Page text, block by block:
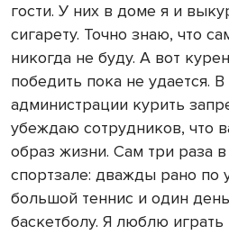
гости. У них в доме я и
сигарету. Точно знаю, что
никогда не буду. А вот
победить пока не удается.
администрации курить
убеждаю сотрудников, что
образ жизни. Сам три раза
спортзале: дважды рано по
большой теннис и один
баскетболу. Я люблю